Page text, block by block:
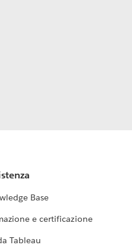
Base
e certificazione
Tableau